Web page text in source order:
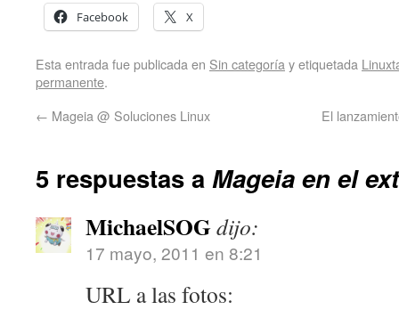
Facebook X
Esta entrada fue publicada en Sin categoría y etiquetada
permanente.
← Mageia @ Soluciones Linux El
5 respuestas a Mageia en el
MichaelSOGdijo:
17 mayo, 2011 en 8:21
URL a las fotos: